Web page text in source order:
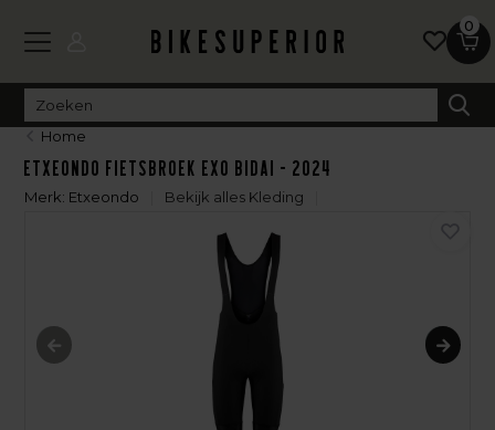
0
Home
Etxeondo Fietsbroek EXO Bidai - 2024
Merk: Etxeondo Bekijk alles Kleding